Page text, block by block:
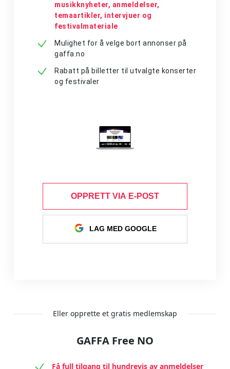
musikknyheter, anmeldelser,
temaartikler, intervjuer og
festivalmateriale
Mulighet for å velge bort annonser på
gaffa.no
Rabatt på billetter til utvalgte konserter
og festivaler
OPPRETT VIA E-POST
LAG MED GOOGLE
Eller opprette et gratis medlemskap
GAFFA Free NO
Få full tilgang til hundrevis av anmeldelser